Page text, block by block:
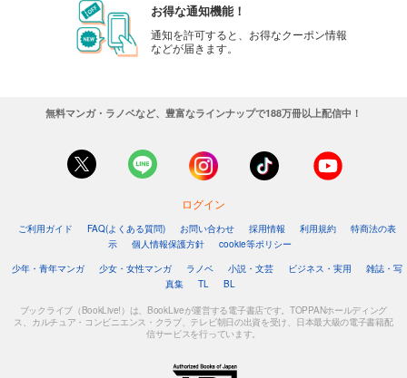
お得な通知機能！
通知を許可すると、お得なクーポン情報
などが届きます。
無料マンガ・ラノベなど、豊富なラインナップで188万冊以上配信中！
ログイン
ご利用ガイド FAQ(よくある質問) お問い合わせ 採用情報 利用規約
特商法の表
示
個人情報保護方針
cookie等ポリシー
少年・青年マンガ
少女・女性マンガ ラノベ 小説・文芸 ビジネス・実用
雑誌・写
真集
TL BL
ブックライブ（BookLive!）は、BookLiveが運営する電子書店です。TOPPANホールディング
ス、カルチュア・コンビニエンス・クラブ、テレビ朝日の出資を受け、日本最大級の電子書籍配
信サービスを行っています。